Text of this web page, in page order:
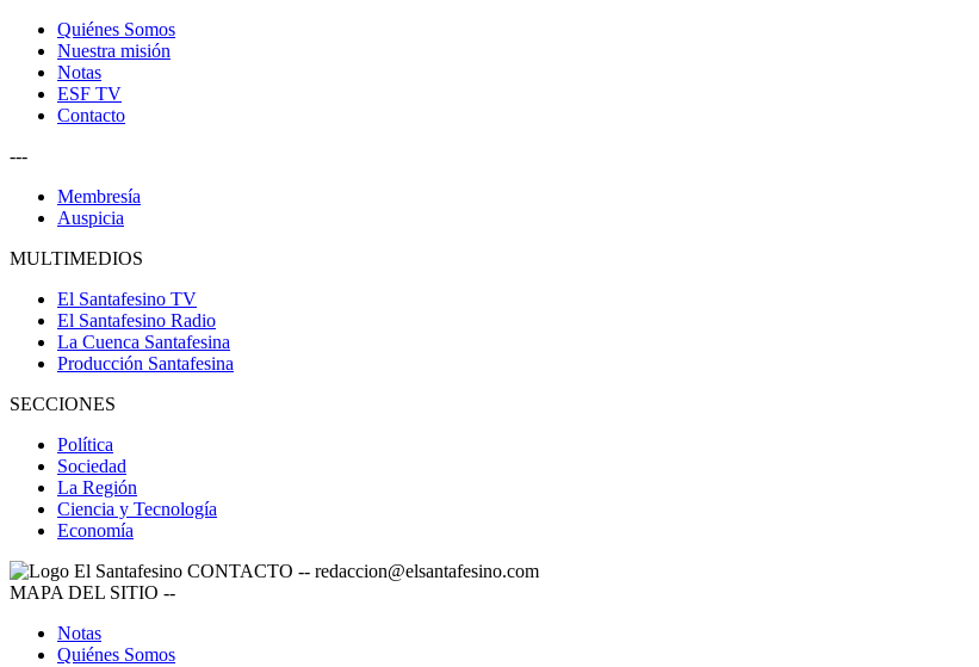
Quiénes Somos
Nuestra misión
Notas
ESF TV
Contacto
---
Membresía
Auspicia
MULTIMEDIOS
El Santafesino TV
El Santafesino Radio
La Cuenca Santafesina
Producción Santafesina
SECCIONES
Política
Sociedad
La Región
Ciencia y Tecnología
Economía
CONTACTO -- redaccion@elsantafesino.com
MAPA DEL SITIO --
Notas
Quiénes Somos